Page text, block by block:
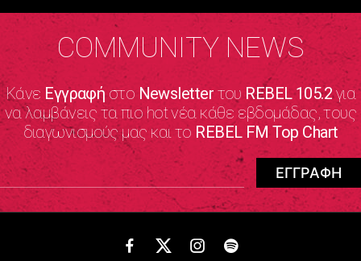
COMMUNITY NEWS
Κάνε Εγγραφήστο NewsletterτουREBEL 105.2για
να λαμβάνεις τα πιο hot νέα κάθε εβδομάδας, τους
διαγωνισμούς μας και το REBEL FM Top Chart